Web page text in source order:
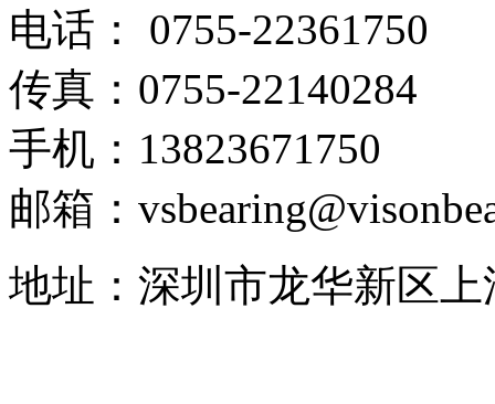
电话： 0755-22361750
传真：0755-22140284
手机：13823671750
邮箱：
地址：深圳市龙华新区